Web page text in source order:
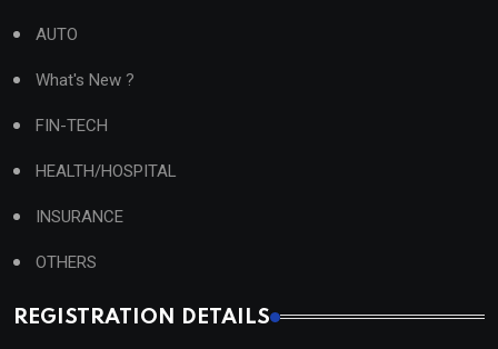
AUTO
What's New ?
FIN-TECH
HEALTH/HOSPITAL
INSURANCE
OTHERS
REGISTRATION DETAILS